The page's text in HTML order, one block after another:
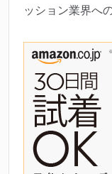
ッション業界へ